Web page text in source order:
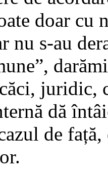
doar cu
nu s-au
juridic,
dă
de